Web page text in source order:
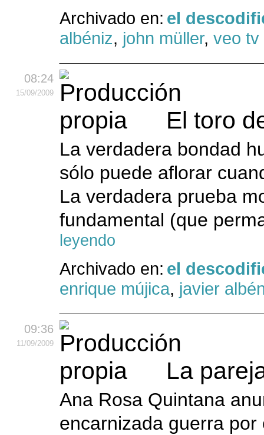
Archivado en: el
albéniz, john müller, veo tv
08:24
15/09/2009
El toro
La verdadera bondad
sólo puede aflorar
La verdadera prueba
fundamental (que
leyendo
Archivado en: el
enrique mújica, javier
09:36
11/09/2009
La
Ana Rosa Quintana
encarnizada guerra